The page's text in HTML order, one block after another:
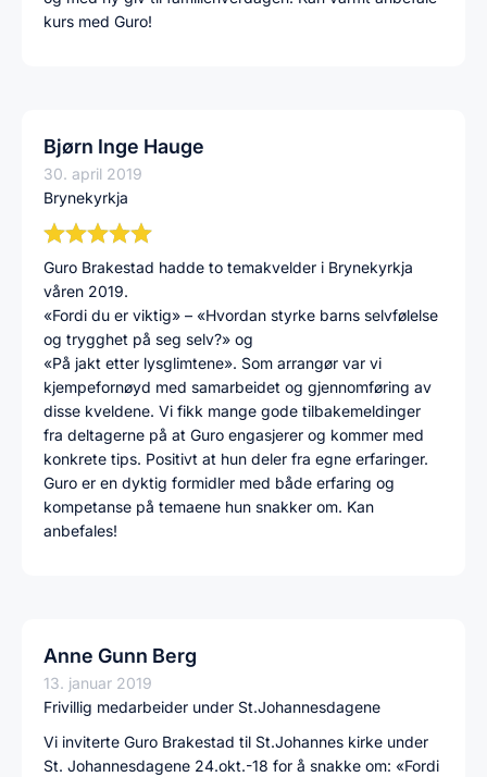
kurs med Guro!
Bjørn Inge Hauge
30. april 2019
Brynekyrkja
Guro Brakestad hadde to temakvelder i Brynekyrkja
våren 2019.
«Fordi du er viktig» – «Hvordan styrke barns selvfølelse
og trygghet på seg selv?» og
«På jakt etter lysglimtene». Som arrangør var vi
kjempefornøyd med samarbeidet og gjennomføring av
disse kveldene. Vi fikk mange gode tilbakemeldinger
fra deltagerne på at Guro engasjerer og kommer med
konkrete tips. Positivt at hun deler fra egne erfaringer.
Guro er en dyktig formidler med både erfaring og
kompetanse på temaene hun snakker om. Kan
anbefales!
Anne Gunn Berg
13. januar 2019
Frivillig medarbeider under St.Johannesdagene
Vi inviterte Guro Brakestad til St.Johannes kirke under
St. Johannesdagene 24.okt.-18 for å snakke om: «Fordi